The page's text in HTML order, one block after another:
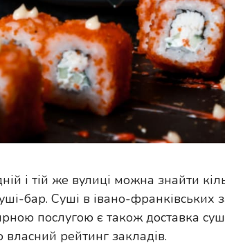
і тій же вулиці можна знайти
бар. Суші в івано-
послугою є також доставка
рейтинг закладів.